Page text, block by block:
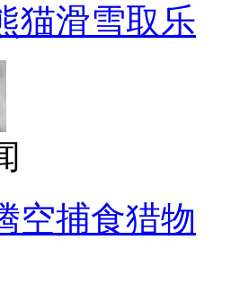
猫滑雪取乐
空捕食猎物